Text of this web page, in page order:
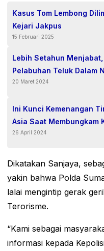
Kasus Tom Lembong
Kejari Jakpus
15 Februari 2025
Lebih Setahun
Pelabuhan Teluk Dalam
20 Maret 2024
Ini Kunci Kemenangan
Asia Saat Membungkam
26 April 2024
Dikatakan Sanjaya,
yakin bahwa Polda
lalai mengintip gerak
Terorisme.
“Kami sebagai
informasi kepada